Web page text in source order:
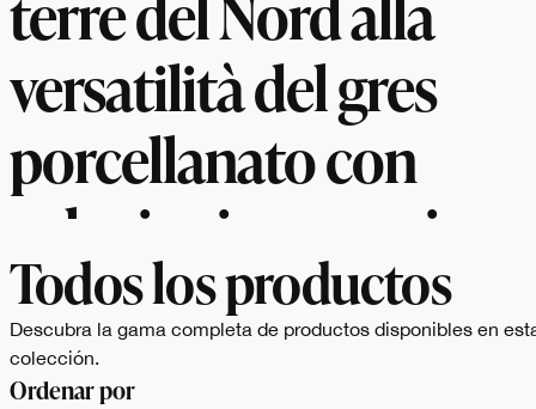
versatilità del gres
porcellanato con
soluzioni per ogni
esigenza di design.
Todos los productos
Descubra la gama completa de productos disponibles en
colección.
Ordenar por